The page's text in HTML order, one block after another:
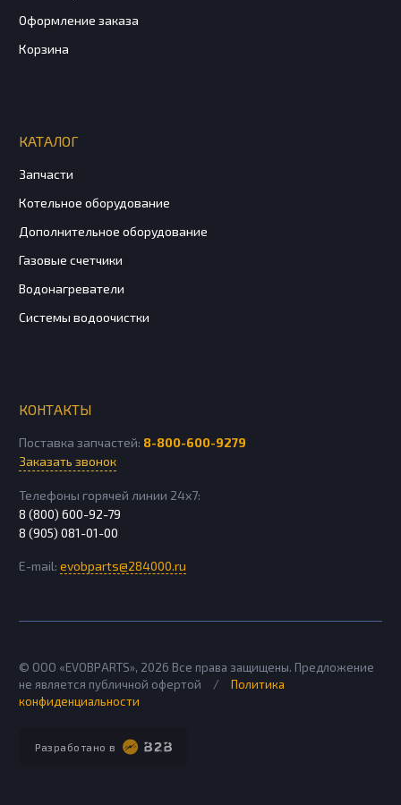
Оформление заказа
Корзина
КАТАЛОГ
Запчасти
Котельное оборудование
Дополнительное оборудование
Газовые счетчики
Водонагреватели
Системы водоочистки
КОНТАКТЫ
Поставка запчастей: 8-800-600-9279
Заказать звонок
Телефоны горячей линии 24х7:
8 (800) 600-92-79
8 (905) 081-01-00
E-mail: evobparts@284000.ru
Разработано в
© ООО «EVOBPARTS», 2026 Все права защищены. Предложение
не является публичной офертой
/
Политика
конфиденциальности